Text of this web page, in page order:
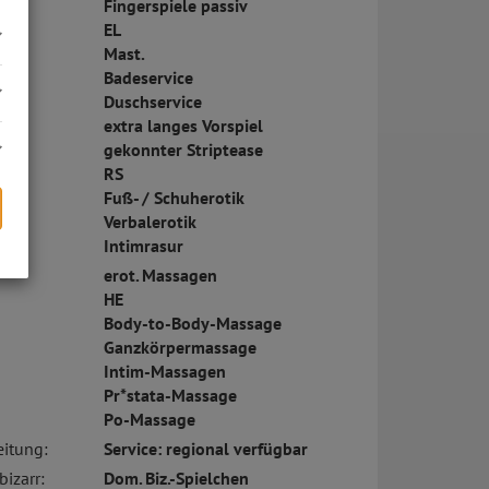
Fingerspiele passiv
EL
Mast.
Badeservice
Duschservice
extra langes Vorspiel
gekonnter Striptease
RS
Fuß- / Schuherotik
Verbalerotik
Intimrasur
erot. Massagen
HE
Body-to-Body-Massage
Ganzkörpermassage
Intim-Massagen
Pr*stata-Massage
Po-Massage
Service: regional verfügbar
Dom. Biz.-Spielchen